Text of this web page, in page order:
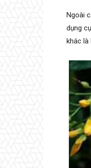
Ngoài
dụng
khác là